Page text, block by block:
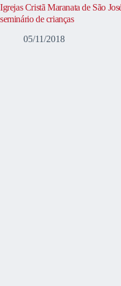
Igrejas Cristã Maranata de São
seminário de crianças
05/11/2018